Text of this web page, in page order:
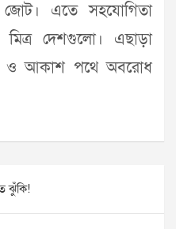
জোট। এতে সহযোগিতা
দেশগুলো। এছাড়া
ও আকাশ পথে অবরোধ
ঝুঁকি!